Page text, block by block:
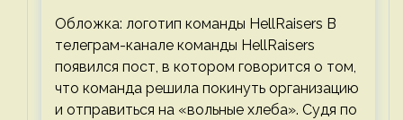
Обложка: логотип команды HellRaisers В
телеграм-канале команды HellRaisers
появился пост, в котором говорится о том,
что команда решила покинуть организацию
и отправиться на «вольные хлеба». Судя по